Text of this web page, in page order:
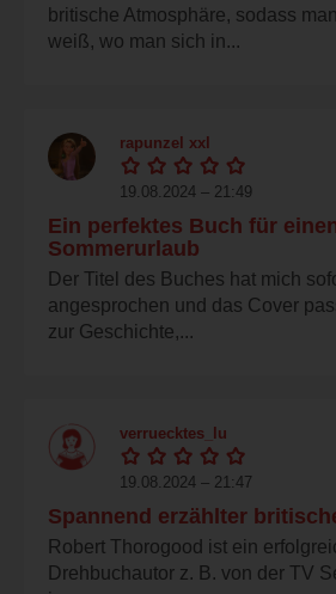
britische Atmosphäre, sodass
weiß, wo man sich in...
rapunzel xxl
19.08.2024 – 21:49
Ein perfektes Buch für
Sommerurlaub
Der Titel des Buches hat mich
angesprochen und das Cover
zur Geschichte,...
verruecktes_lu
19.08.2024 – 21:47
Spannend erzählter
Robert Thorogood ist ein
Drehbuchautor z. B. von der TV